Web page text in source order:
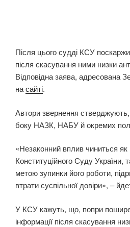
Після цього сyдді КСУ
після скасування ними низки
Відповідна заява, адресована
насайті.
Автори звернення
боку НАЗК, НАБУ й окремих
«Незaконний вплив чиниться
Конституційного Сyду України,
метою зупинки його роботи,
втрати суспільної довіри», –
У КСУ кажуть, що, попри
інформації після скасування